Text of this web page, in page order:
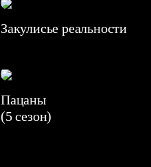
Закулисье реальности
Пацаны
(5 сезон)